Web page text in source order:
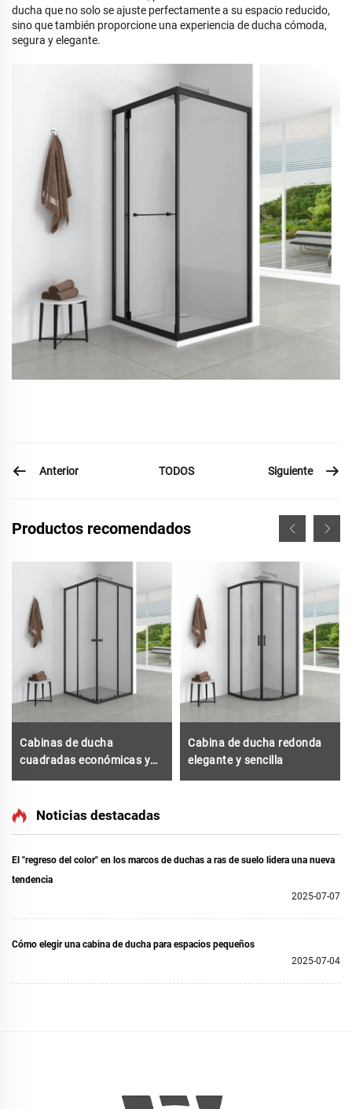
ducha que no solo se ajuste perfectamente a su espacio reducido,
sino que también proporcione una experiencia de ducha cómoda,
segura y elegante.
Anterior TODOS Siguiente
Productos recomendados
Cabinas de ducha
cuadradas económicas y
Cabina de ducha redonda
elegante y sencilla
Noticias destacadas
El "regreso del color" en los marcos de duchas a ras de suelo lidera una nueva
tendencia
2025-07-07
Cómo elegir una cabina de ducha para espacios pequeños
2025-07-04